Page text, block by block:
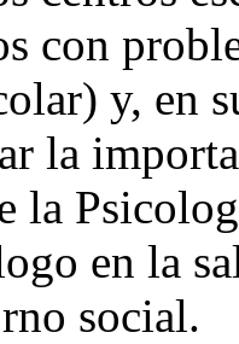
con
y, en
la
la
en la
social.